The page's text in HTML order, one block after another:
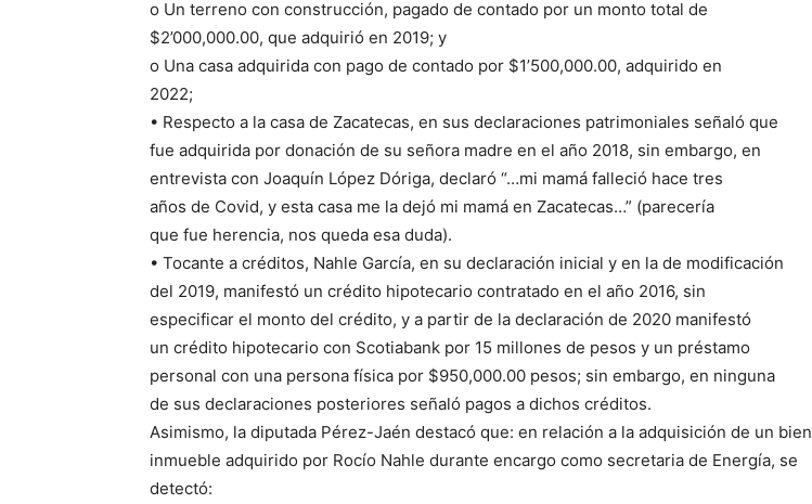
o Un terreno con construcción, pagado de contado por un monto total de
$2’000,000.00, que adquirió en 2019; y
o Una casa adquirida con pago de contado por $1’500,000.00, adquirido en
2022;
• Respecto a la casa de Zacatecas, en sus declaraciones patrimoniales señaló que
fue adquirida por donación de su señora madre en el año 2018, sin embargo, en
entrevista con Joaquín López Dóriga, declaró “…mi mamá falleció hace tres
años de Covid, y esta casa me la dejó mi mamá en Zacatecas…” (parecería
que fue herencia, nos queda esa duda).
• Tocante a créditos, Nahle García, en su declaración inicial y en la de modificación
del 2019, manifestó un crédito hipotecario contratado en el año 2016, sin
especificar el monto del crédito, y a partir de la declaración de 2020 manifestó
un crédito hipotecario con Scotiabank por 15 millones de pesos y un préstamo
personal con una persona física por $950,000.00 pesos; sin embargo, en ninguna
de sus declaraciones posteriores señaló pagos a dichos créditos.
Asimismo, la diputada Pérez-Jaén destacó que: en relación a la adquisición de un bien
inmueble adquirido por Rocío Nahle durante encargo como secretaria de Energía, se
detectó: